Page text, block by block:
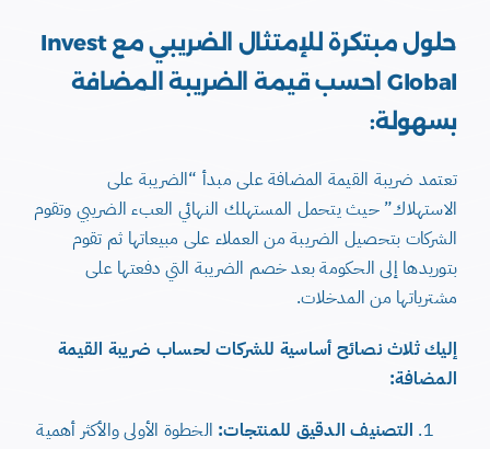
حلول مبتكرة للإمتثال الضريبي مع Invest
Global احسب قيمة الضريبة المضافة
بسهولة:
تعتمد ضريبة القيمة المضافة على مبدأ “الضريبة على
الاستهلاك” حيث يتحمل المستهلك النهائي العبء الضريبي وتقوم
الشركات بتحصيل الضريبة من العملاء على مبيعاتها ثم تقوم
بتوريدها إلى الحكومة بعد خصم الضريبة التي دفعتها على
مشترياتها من المدخلات.
إليك ثلاث نصائح أساسية للشركات لحساب ضريبة القيمة
المضافة:
التصنيف الدقيق للمنتجات: الخطوة الأولى والأكثر أهمية